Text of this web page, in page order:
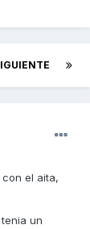
el aita,
un